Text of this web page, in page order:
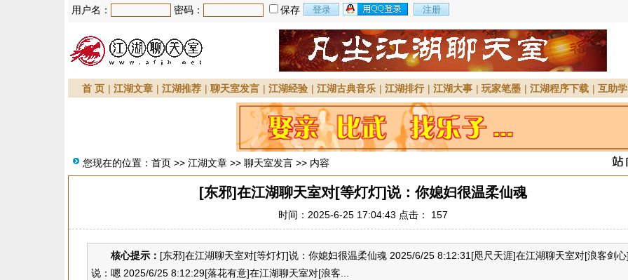
用户名： 密码： 保存
首 页 | 江湖文章 | 江湖推荐 | 聊天室发言 | 江湖经验 | 江湖古典音乐 | 江湖排行 | 江湖大事 | 玩家笔墨 | 江湖程序下载 | 互助
您现在的位置： 首页 >> 江湖文章 >> 聊天室发言 >> 内容
[东邪]在江湖聊天室对[等灯灯]说：你媳妇很温柔仙魂
时间：2025-6-25 17:04:43 点击： 157
核心提示： [东邪]在江湖聊天室对[等灯灯]说：你媳妇很温柔仙魂 2025/6/25 8:12:31[咫尺天涯]在江湖聊天室对[浪客剑心]
说：嗯 2025/6/25 8:12:29[落花有意]在江湖聊天室对[浪客...